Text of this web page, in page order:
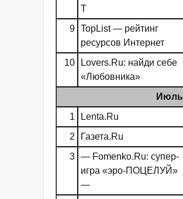
T
9 TopList — рейтинг
ресурсов Интернет
10
Lovers.Ru: найди себе
«Любовника»
Июль
1
Lenta.Ru
2
Газета.Ru
3 — Fomenko.Ru: супер-
игра «эро-ПОЦЕЛУЙ»
—